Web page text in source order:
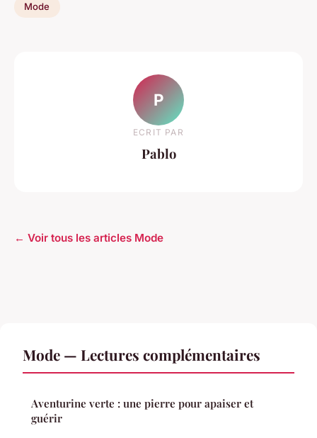
Mode
P
ECRIT PAR
Pablo
← Voir tous les articles Mode
Mode — Lectures complémentaires
Aventurine verte : une pierre pour apaiser et
guérir